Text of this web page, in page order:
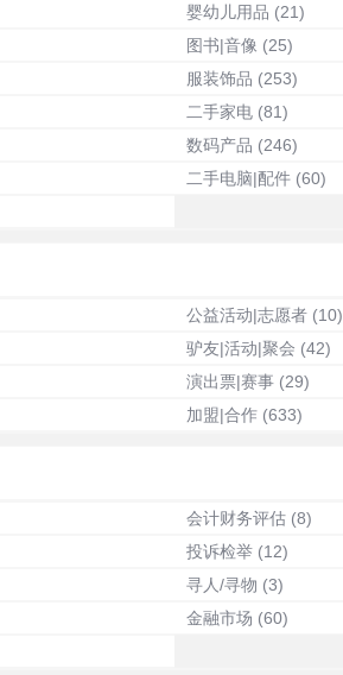
婴幼儿用品 (21)
图书|音像 (25)
服装饰品 (253)
二手家电 (81)
数码产品 (246)
二手电脑|配件 (60)
公益活动|志愿者 (10)
驴友|活动|聚会 (42)
演出票|赛事 (29)
加盟|合作 (633)
会计财务评估 (8)
投诉检举 (12)
寻人/寻物 (3)
金融市场 (60)